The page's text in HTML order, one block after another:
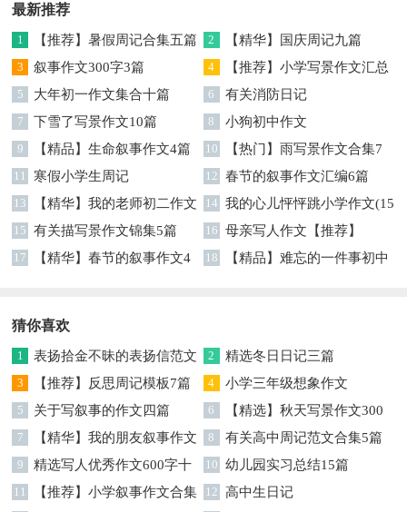
最新推荐
1 【推荐】暑假周记合集五篇 2 【精华】国庆周记九篇
3 叙事作文300字3篇 4
【推荐】小学写景作文汇总
6篇
5 大年初一作文集合十篇 6 有关消防日记
7 下雪了写景作文10篇 8 小狗初中作文
9 【精品】生命叙事作文4篇 10
【热门】雨写景作文合集7
篇
11 寒假小学生周记 12 春节的叙事作文汇编6篇
13
【精华】我的老师初二作文
集锦7篇
14 我的心儿怦怦跳小学作文(15
篇)
15 有关描写景作文锦集5篇 16 母亲写人作文【推荐】
17
【精华】春节的叙事作文4
18
【精品】难忘的一件事初中
猜你喜欢
1
表扬拾金不昧的表扬信范文
汇总9篇
2 精选冬日日记三篇
3 【推荐】反思周记模板7篇 4 小学三年级想象作文
5 关于写叙事的作文四篇 6
【精选】秋天写景作文300
字合集6篇
7
【精华】我的朋友叙事作文
汇编九篇
8 有关高中周记范文合集5篇
9
精选写人优秀作文600字十
篇
10 幼儿园实习总结15篇
11 【推荐】小学叙事作文合集 12 高中生日记